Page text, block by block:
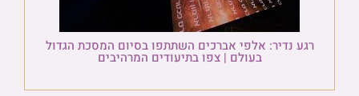
רגע נדיר: אלפי אברכים השתתפו בסיום המסכת הגדול
בעולם | צפו בתיעודים המרהיבים